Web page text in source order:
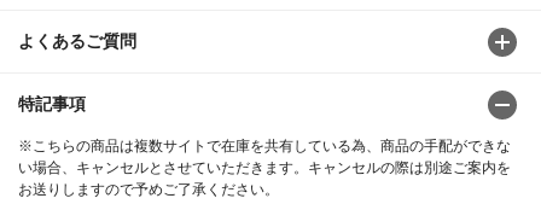
よくあるご質問
特記事項
※こちらの商品は複数サイトで在庫を共有している為、商品の手配ができな
い場合、キャンセルとさせていただきます。キャンセルの際は別途ご案内を
お送りしますので予めご了承ください。